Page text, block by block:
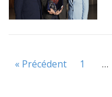
« Précédent 1 …